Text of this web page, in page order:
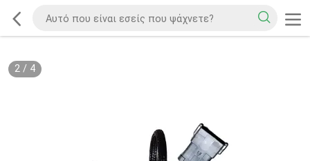
2/ 4